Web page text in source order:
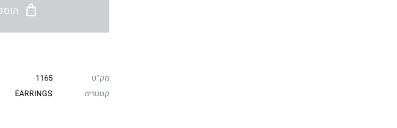
מק"ט
1165
קטגוריה
EARRINGS